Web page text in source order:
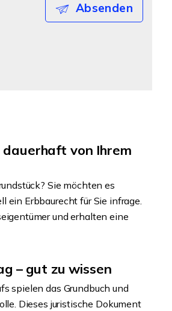
Absenden
von Ihrem
Sie möchten es
ein Erbbaurecht für Sie infrage.
und erhalten eine
– gut zu wissen
spielen das Grundbuch und
Dieses juristische Dokument